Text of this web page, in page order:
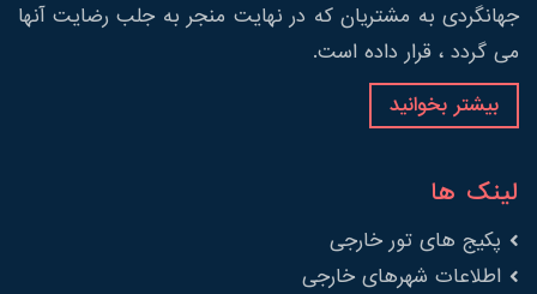
جهانگردی به مشتریان که در نهایت منجر به جلب رضایت آنها
می گردد ، قرار داده است.
بیشتر بخوانید
لینک ها
پکیج های تور خارجی
اطلاعات شهرهای خارجی